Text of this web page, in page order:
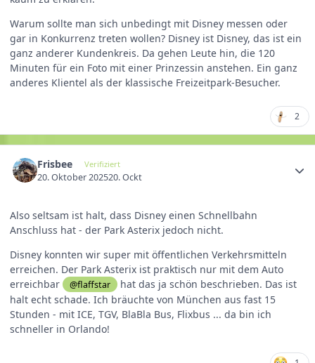
Warum sollte man sich unbedingt mit Disney messen oder
gar in Konkurrenz treten wollen? Disney ist Disney, das ist ein
ganz anderer Kundenkreis. Da gehen Leute hin, die 120
Minuten für ein Foto mit einer Prinzessin anstehen. Ein ganz
anderes Klientel als der klassische Freizeitpark-Besucher.
2
Frisbee Verifiziert
20. Oktober 202520. Ockt
Also seltsam ist halt, dass Disney einen Schnellbahn
Anschluss hat - der Park Asterix jedoch nicht.
Disney konnten wir super mit öffentlichen Verkehrsmitteln
erreichen. Der Park Asterix ist praktisch nur mit dem Auto
erreichbar
@flaffstar
hat das ja schön beschrieben. Das ist
halt echt schade. Ich bräuchte von München aus fast 15
Stunden - mit ICE, TGV, BlaBla Bus, Flixbus ... da bin ich
schneller in Orlando!